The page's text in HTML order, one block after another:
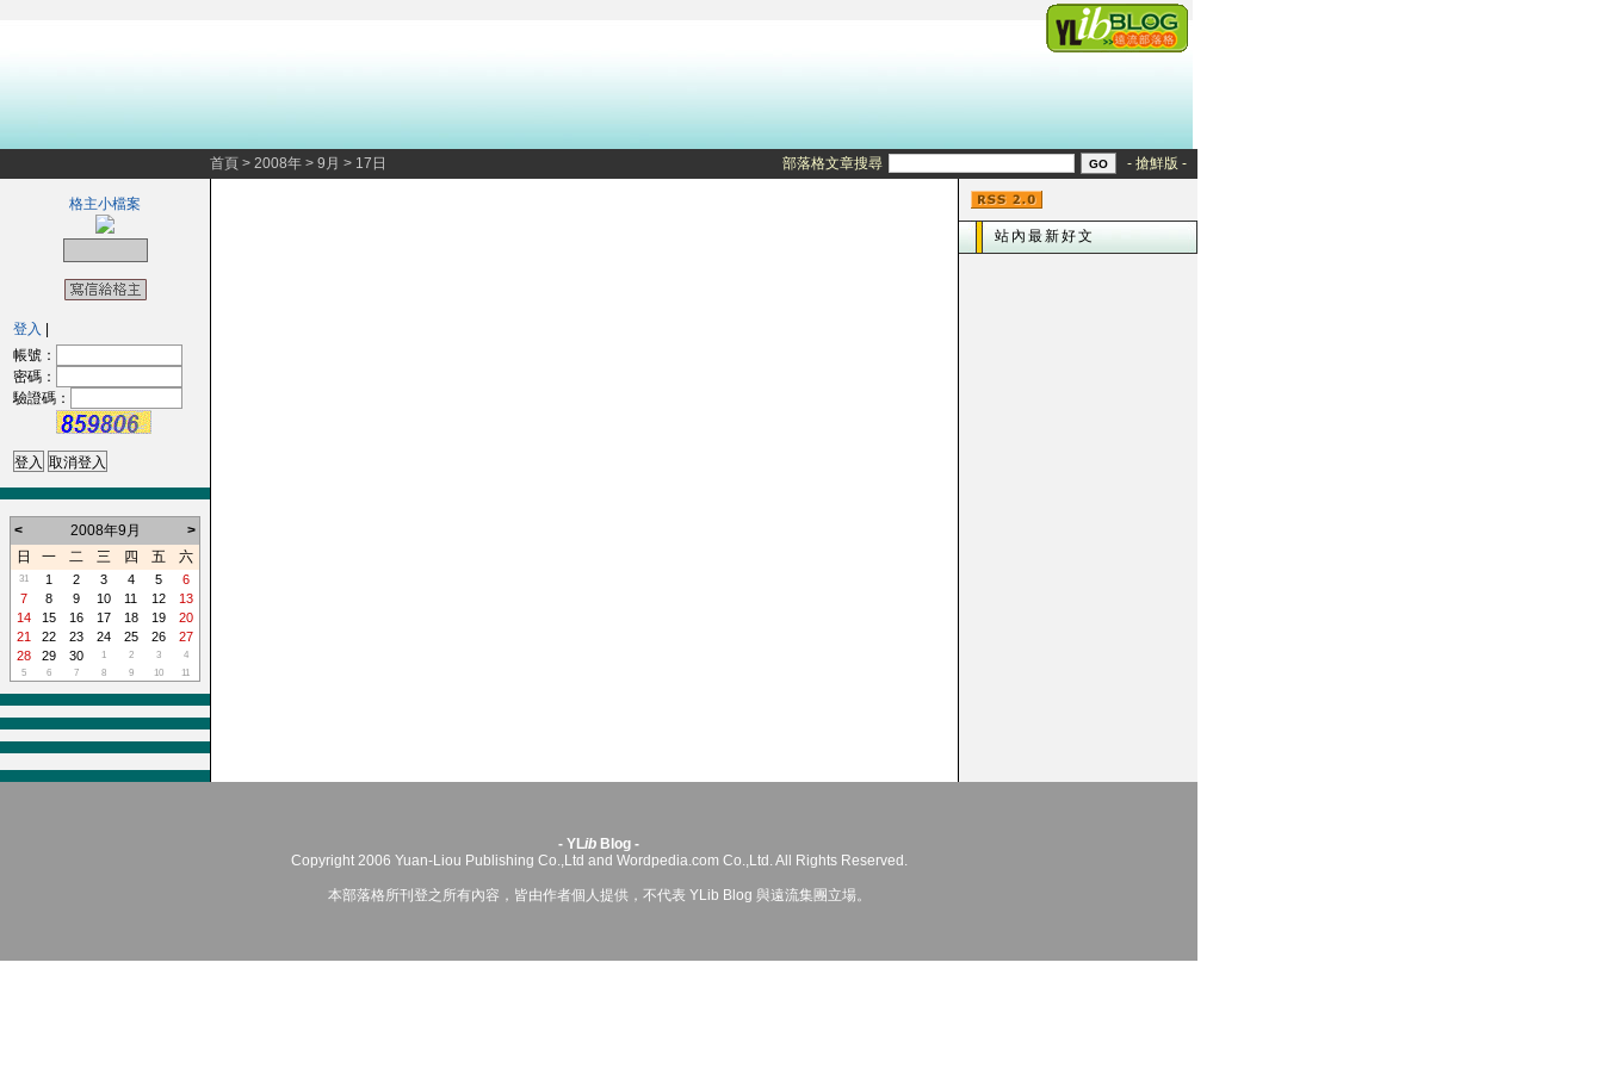
首頁 > 2008年 > 9月 > 17日 部落格文章搜尋 - 搶鮮版 -
格主小檔案
登入
帳號：
密碼：
驗證碼：
< 2008年9月
>
日
一 二 三 四 五 六
31 1 2 3 4 5
6
7
8 9 10 11 12
13
14
15 16 17 18 19
20
21
22 23 24 25 26
27
28
29 30 1 2 3
4
5
6 7 8 9 10 11
站內最新好文
- YLib Blog -
Copyright 2006 Yuan-Liou Publishing Co.,Ltd and Wordpedia.com Co.,Ltd. All Rights Reserved.
本部落格所刊登之所有內容，皆由作者個人提供，不代表 YLib Blog 與遠流集團立場。